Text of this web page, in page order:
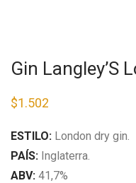
Gin Langley’S
$1.502
ESTILO: London dry gin.
PAÍS: Inglaterra.
ABV: 41,7%